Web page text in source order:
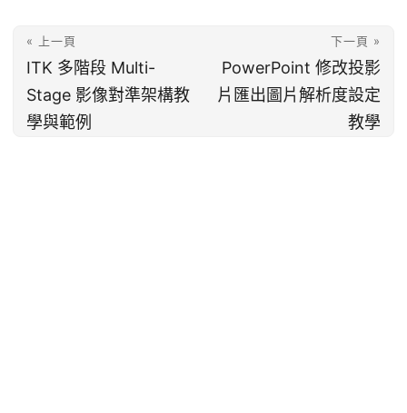
« 上一頁
ITK 多階段 Multi-
Stage 影像對準架構教
學與範例
下一頁 »
PowerPoint 修改投影
片匯出圖片解析度設定
教學